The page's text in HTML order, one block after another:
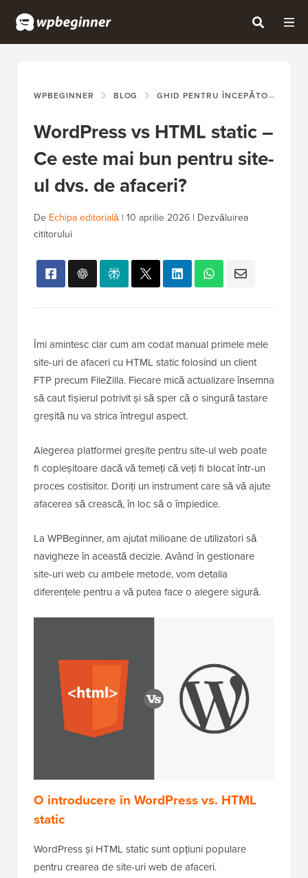
WPBEGINNER BLOG GHID PENTRU ÎNCEPĂTORI
WordPress vs HTML static –
Ce este mai bun pentru site-
ul dvs. de afaceri?
De Echipa editorială | 10 aprilie 2026 | Dezvăluirea
cititorului
Îmi amintesc clar cum am codat manual primele mele
site-uri de afaceri cu HTML static folosind un client
FTP precum FileZilla. Fiecare mică actualizare însemna
să caut fișierul potrivit și să sper că o singură tastare
greșită nu va strica întregul aspect.
Alegerea platformei greșite pentru site-ul web poate
fi copleșitoare dacă vă temeți că veți fi blocat într-un
proces costisitor. Doriți un instrument care să vă ajute
afacerea să crească, în loc să o împiedice.
La WPBeginner, am ajutat milioane de utilizatori să
navigheze în această decizie. Având în gestionare
site-uri web cu ambele metode, vom detalia
diferențele pentru a vă putea face o alegere sigură.
O introducere în WordPress vs. HTML
static
WordPress și HTML static sunt opțiuni populare
pentru crearea de site-uri web de afaceri.